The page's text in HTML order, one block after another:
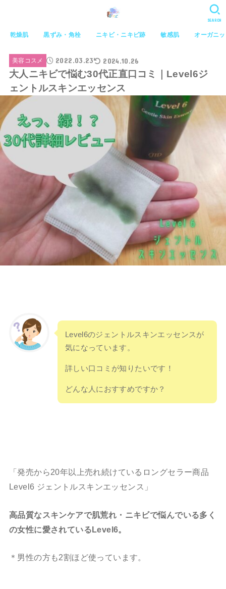
乾燥肌 黒ずみ・角栓 ニキビ・ニキビ跡 敏感肌 オーガニ
SEARCH
美容コスメ 2022.03.23 2024.10.26
大人ニキビで悩む30代正直口コミ｜Level6ジ
ェントルスキンエッセンス
Level6のジェントルスキンエッセンスが
気になっています。
詳しい口コミが知りたいです！
どんな人におすすめですか？
「発売から20年以上売れ続けているロングセラー商品
Level6 ジェントルスキンエッセンス」
高品質なスキンケアで肌荒れ・ニキビで悩んでいる多く
の女性に愛されているLevel6。
＊男性の方も2割ほど使っています。